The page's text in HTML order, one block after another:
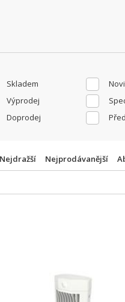
Skladem
Výprodej
Doprodej
Nejdražší Nejprodávanější